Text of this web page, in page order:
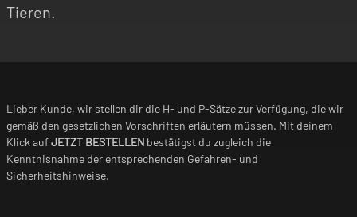
Tieren.
Lieber Kunde, wir stellen dir die H- und P-Sätze zur Verfügung, die wir
gemäß den gesetzlichen Vorschriften erläutern müssen. Mit deinem
Klick aufJETZT BESTELLEN bestätigst du zugleich die
Kenntnisnahme der entsprechenden Gefahren- und
Sicherheitshinweise.